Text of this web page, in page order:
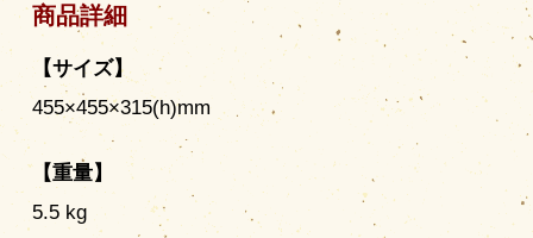
商品詳細
【サイズ】
455×455×315(h)mm
【重量】
5.5 kg